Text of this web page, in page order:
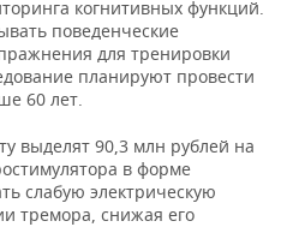
когнитивных функций.
поведенческие
для тренировки
планируют провести
60 лет.
выделят 90,3 млн рублей на
в форме
слабую электрическую
тремора, снижая его